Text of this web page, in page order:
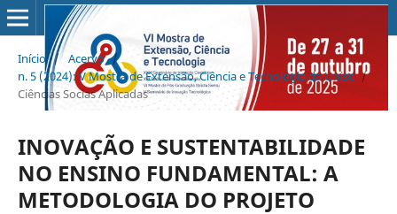
Início / Acervo /
n. 5 (2024): V Mostra de Extensão, Ciência e Tecnologia da Unisc /
Ciências Socias Aplicadas
INOVAÇÃO E SUSTENTABILIDADE
NO ENSINO FUNDAMENTAL: A
METODOLOGIA DO PROJETO